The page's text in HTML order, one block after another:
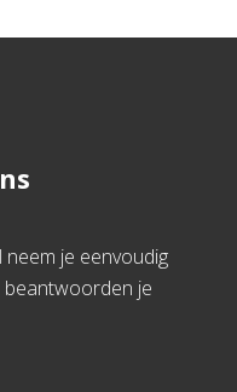
neem je eenvoudig
je